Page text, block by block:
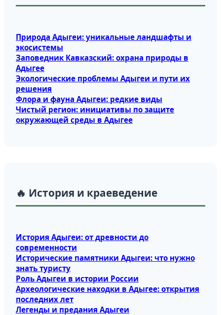
Природа Адыгеи: уникальные ландшафты и
экосистемы
Заповедник Кавказский: охрана природы в
Адыгее
Экологические проблемы Адыгеи и пути их
решения
Флора и фауна Адыгеи: редкие виды
Чистый регион: инициативы по защите
окружающей среды в Адыгее
🔥 История и краеведение
История Адыгеи: от древности до
современности
Исторические памятники Адыгеи: что нужно
знать туристу
Роль Адыгеи в истории России
Археологические находки в Адыгее: открытия
последних лет
Легенды и предания Адыгеи